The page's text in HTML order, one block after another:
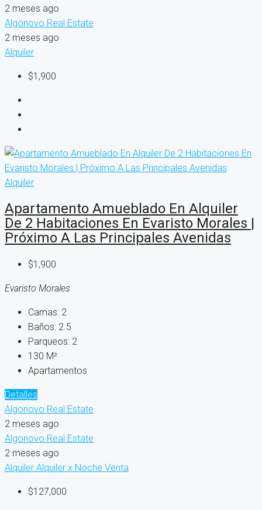
2 meses ago
Algonovo Real Estate
2 meses ago
Alquiler
$1,900
Alquiler
Apartamento Amueblado En Alquiler
De 2 Habitaciones En Evaristo Morales |
Próximo A Las Principales Avenidas
$1,900
Evaristo Morales
Camas: 2
Baños: 2.5
Parqueos: 2
130 M²
Apartamentos
Detalles
Algonovo Real Estate
2 meses ago
Algonovo Real Estate
2 meses ago
Alquiler Alquiler x Noche Venta
$127,000